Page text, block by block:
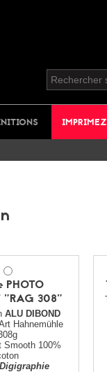
PHOTO
"RAG 308"
ALU DIBOND
Hahnemühle
Smooth 100%
Digigraphie